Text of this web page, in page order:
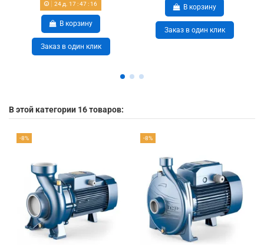
24д. 17:47: 15
В корзину
Заказ в один клик
В корзину
Заказ в один клик
В этой категории 16 товаров:
-8% -8%